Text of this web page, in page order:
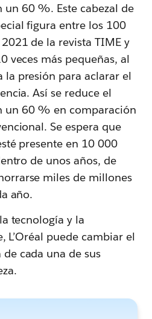
un 60 %. Este cabezal de
figura entre los 100
de la revista TIME y
veces más pequeñas, al
presión para aclarar el
Así se reduce el
un 60 % en comparación
Se espera que
presente en 10 000
de unos años, de
miles de millones
año.
tecnología y la
L’Oréal puede cambiar el
cada una de sus